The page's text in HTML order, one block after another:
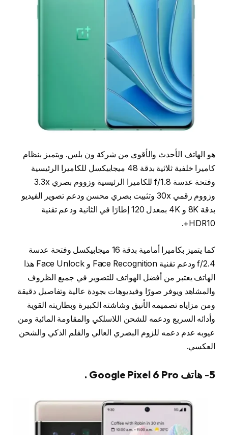
هو الهاتف الأحدث والأقوى من شركة ون بلس. ويتميز بنظام
كاميرا خلفية ثلاثية بدقة 48 ميجابيكسل للكاميرا الرئيسية
وفتحة عدسة f/1.8 للكاميرا الرئيسية وزووم بصري 3.3x
وزووم رقمي 30x وتثبيت بصري محسن ودعم تصوير الفيديو
بدقة 8K و 4K بمعدل 120 إطارًا في الثانية ودعم تقنية
HDR10+.
كما يتميز بكاميرا أمامية بدقة 16 ميجابيكسل وفتحة عدسة
f/2.4 ودعم تقنية Face Recognition و Face Unlock هذا
الهاتف يعتبر من أفضل الهواتف للتصوير في جميع الظروف
والمشاهد ويوفر صورًا وفيديوهات بجودة عالية وتفاصيل دقيقة
ومن مزاياه تصميمه الأنيق وشاشته الكبيرة وبطاريته القوية
وأدائه السريع ودعمه للشحن اللاسلكي والمقاومة المائية ومن
عيوبه عدم دعمه للزوم البصري العالي والقلم الذكي والشحن
العكسي.
5- هاتف Google Pixel 6 Pro .